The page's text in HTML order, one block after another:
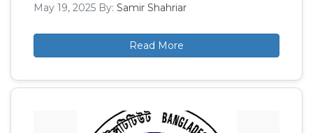
May 19, 2025 By: Samir Shahriar
Read More